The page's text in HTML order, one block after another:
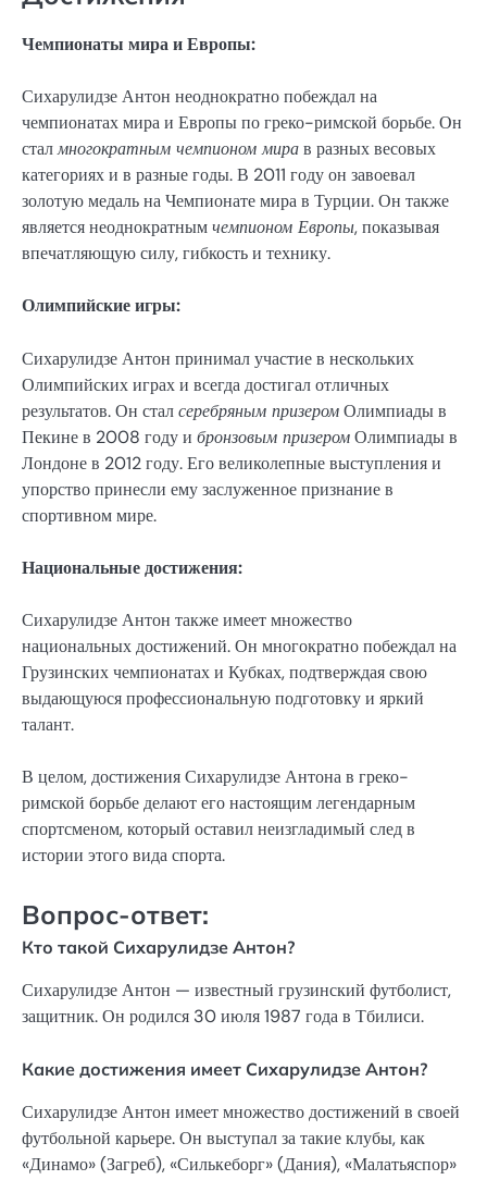
Чемпионаты мира и Европы:
Сихарулидзе Антон неоднократно побеждал на
чемпионатах мира и Европы по греко-римской борьбе. Он
сталмногократным чемпионом мирав разных весовых
категориях и в разные годы. В 2011 году он завоевал
золотую медаль на Чемпионате мира в Турции. Он также
является неоднократнымчемпионом Европы, показывая
впечатляющую силу, гибкость и технику.
Олимпийские игры:
Сихарулидзе Антон принимал участие в нескольких
Олимпийских играх и всегда достигал отличных
результатов. Он сталсеребряным призеромОлимпиады в
Пекине в 2008 году и бронзовым призеромОлимпиады в
Лондоне в 2012 году. Его великолепные выступления и
упорство принесли ему заслуженное признание в
спортивном мире.
Национальные достижения:
Сихарулидзе Антон также имеет множество
национальных достижений. Он многократно побеждал на
Грузинских чемпионатах и Кубках, подтверждая свою
выдающуюся профессиональную подготовку и яркий
талант.
В целом, достижения Сихарулидзе Антона в греко-
римской борьбе делают его настоящим легендарным
спортсменом, который оставил неизгладимый след в
истории этого вида спорта.
Вопрос-ответ:
Кто такой Сихарулидзе Антон?
Сихарулидзе Антон — известный грузинский футболист,
защитник. Он родился 30 июля 1987 года в Тбилиси.
Какие достижения имеет Сихарулидзе Антон?
Сихарулидзе Антон имеет множество достижений в своей
футбольной карьере. Он выступал за такие клубы, как
«Динамо» (Загреб), «Силькеборг» (Дания), «Малатьяспор»